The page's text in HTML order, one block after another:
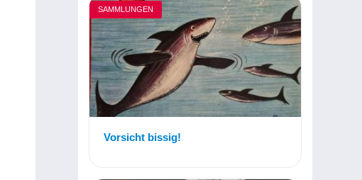
SAMMLUNGEN
Vorsicht bissig!